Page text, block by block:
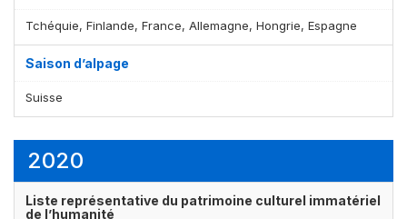
Tchéquie, Finlande, France, Allemagne, Hongrie, Espagne
Saison d’alpage
Suisse
2020
Liste représentative du patrimoine culturel immatériel
de l’humanité